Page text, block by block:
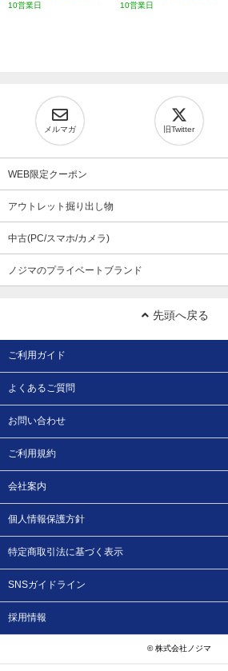
10営業日 10営業日
メルマガ 旧Twitter
WEB限定クーポン
アウトレット掘り出し物
中古(PC/スマホ/カメラ)
ノジマのプライベートブランド
先頭へ戻る
ご利用ガイド
よくあるご質問
お問い合わせ
ご利用規約
会社案内
個人情報保護方針
特定商取引法に基づく表示
SNSガイドライン
採用情報
© 株式会社ノジマ